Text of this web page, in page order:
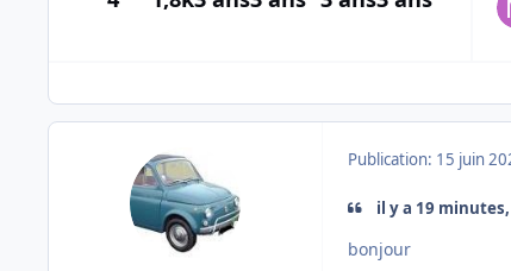
Publication: 15 juin
il y a 19
bonjour